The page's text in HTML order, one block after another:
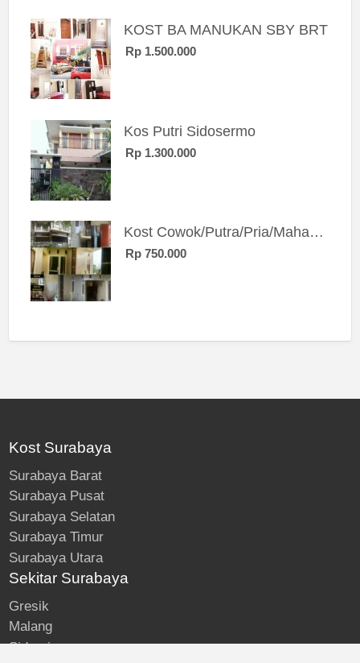
KOST BA MANUKAN SBY BRT
Rp 1.500.000
Kos Putri Sidosermo
Rp 1.300.000
Kost Cowok/Putra/Pria/Mahasiswa/Karyawan SIngle eksklusif bangunan baru
Rp 750.000
Kost Surabaya
Surabaya Barat
Surabaya Pusat
Surabaya Selatan
Surabaya Timur
Surabaya Utara
Sekitar Surabaya
Gresik
Malang
Sidoarjo